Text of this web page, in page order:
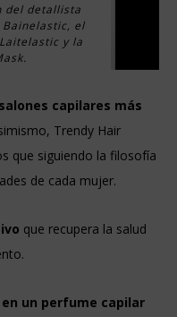
del detallista
Bainelastic, el
y la
capilares más
Trendy Hair
que siguiendo la filosofía
de cada mujer.
que recupera la salud
un perfume capilar